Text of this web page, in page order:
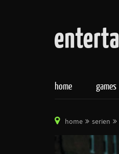
home games
home serien